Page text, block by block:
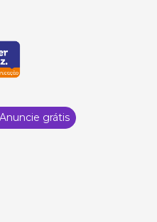
Anuncie grátis